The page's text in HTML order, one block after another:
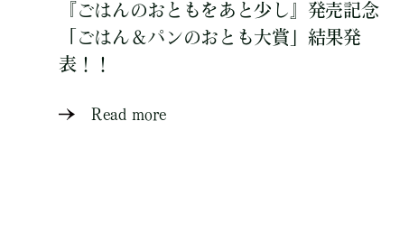
『ごはんのおともをあと少し』発売記念
「ごはん＆パンのおとも大賞」結果発
表！！
Read more